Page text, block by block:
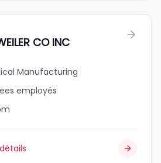
CO INC
Manufacturing
employés